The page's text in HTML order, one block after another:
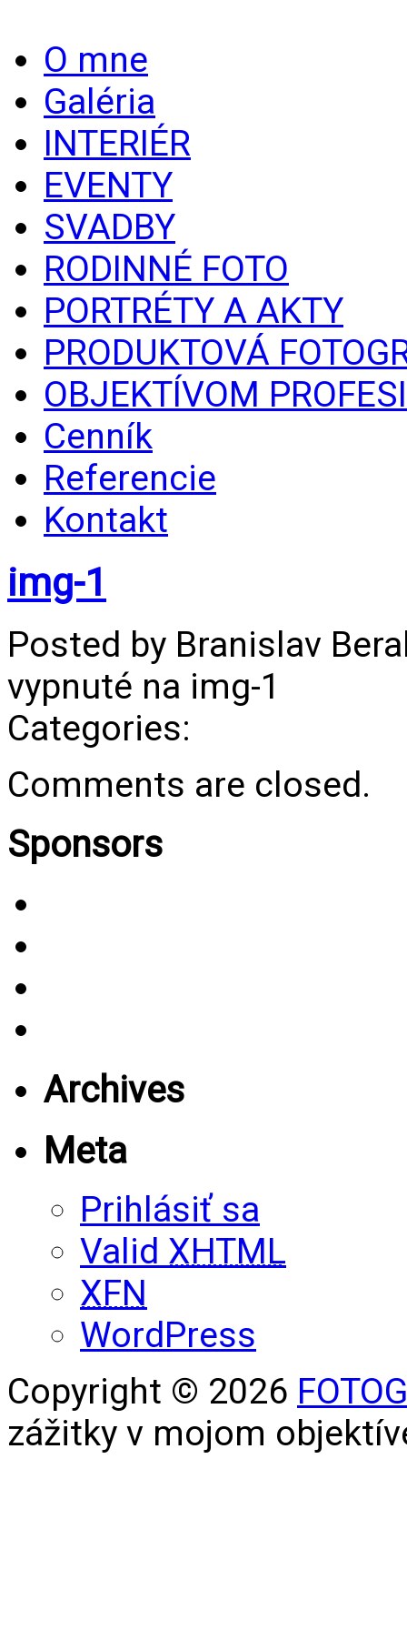
O mne
Galéria
INTERIÉR
EVENTY
SVADBY
RODINNÉ FOTO
PORTRÉTY A AKTY
PRODUKTOVÁ
OBJEKTÍVOM
Cenník
Referencie
Kontakt
img-1
Posted by Branislav
vypnuté na img-1
Categories:
Comments are closed.
Sponsors
Archives
Meta
Prihlásiť sa
Valid XHTML
XFN
WordPress
Copyright © 2026
zážitky v mojom